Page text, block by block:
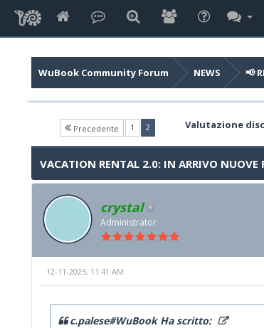
WuBook Community Forum NEWS 📢
Precedente 1 2(current) Valutazione
VACATION RENTAL 2.0: IN ARRIVO
crystal
Administrator
12-11-2025, 11:41 AM
c.palese#WuBook Ha scritto: